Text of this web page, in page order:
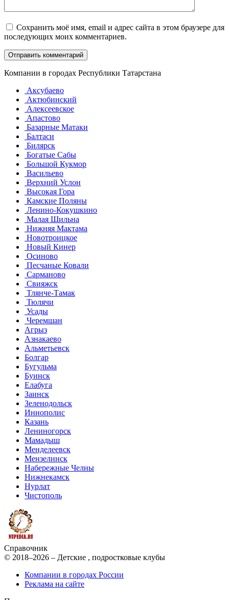
Сохранить моё имя, email и адрес сайта в этом браузере для
последующих моих комментариев.
Компании в городах Республики Татарстана
Аксубаево
Актюбинский
Алексеевское
Апастово
Базарные Матаки
Балтаси
Билярск
Богатые Сабы
Большой Кукмор
Васильево
Верхний Услон
Высокая Гора
Камские Поляны
Ленино-Кокушкино
Малая Шильна
Нижняя Мактама
Новотроицкое
Новый Кинер
Осиново
Песчаные Ковали
Сарманово
Свияжск
Тлянче-Тамак
Тюлячи
Усады
Черемшан
Агрыз
Азнакаево
Альметьевск
Болгар
Бугульма
Буинск
Елабуга
Заинск
Зеленодольск
Иннополис
Казань
Лениногорск
Мамадыш
Менделеевск
Мензелинск
Набережные Челны
Нижнекамск
Нурлат
Чистополь
Справочник
© 2018–2026 – Детские , подростковые клубы
Компании в городах России
Реклама на сайте